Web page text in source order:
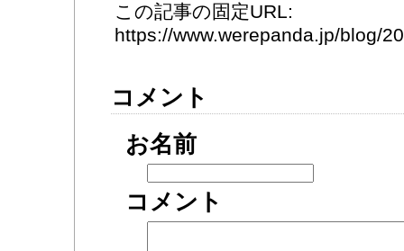
この記事の固定URL:
https://www.werepanda.jp/blog/
コメント
お名前
コメント